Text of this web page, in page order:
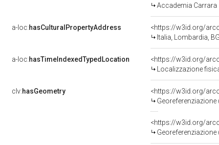
Accademia Carrara
a-loc:hasCulturalPropertyAddress
<https://w3id.org/
Italia, Lombardia,
a-loc:hasTimeIndexedTypedLocation
<https://w3id.org/
Localizzazione
clv:hasGeometry
<https://w3id.org/
<https://w3id.org/
Georeferenziazione